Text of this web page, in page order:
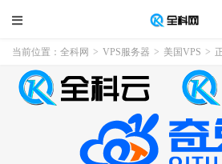
当前位置： 全科网 > VPS服务器 > 美国VPS >